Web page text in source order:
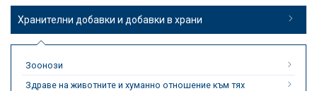
Хранителни добавки и добавки в храни
Зоонози
Здраве на животните и хуманно отношение към тях